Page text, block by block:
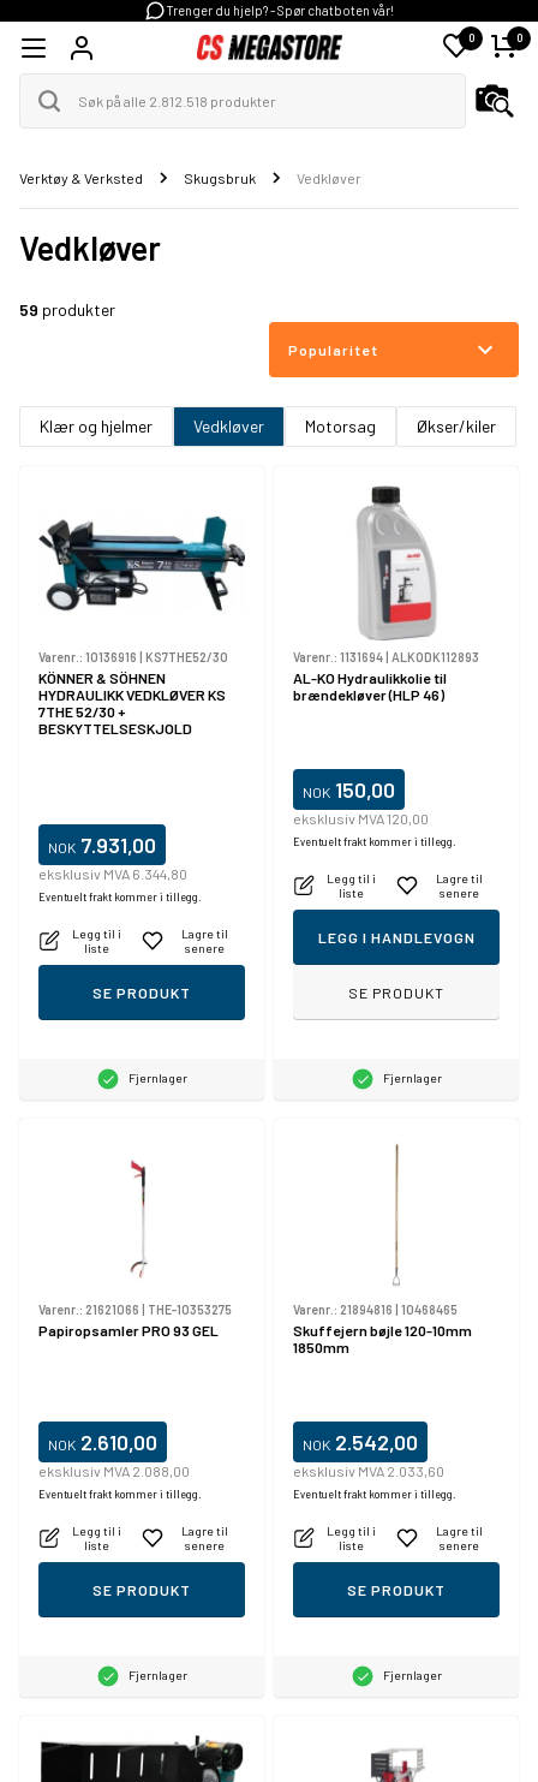
Trenger du hjelp? - Spør chatboten vår!
0 0
Verktøy & Verksted Skugsbruk Vedkløver
Vedkløver
59 produkter
Popularitet
Klær og hjelmer Vedkløver Motorsag Økser/kiler
Varenr.: 10136916 | KS7THE52/30
KÖNNER & SÖHNEN
HYDRAULIKK VEDKLØVER KS
7THE 52/30 +
BESKYTTELSESKJOLD
NOK 7.931,00
eksklusiv MVA 6.344,80
Eventuelt frakt kommer i tillegg.
Legg til i
liste
Lagre til
senere
SE PRODUKT
Fjernlager
Varenr.: 1131694| ALKODK112893
AL-KO Hydraulikkolie til
brændekløver (HLP 46)
NOK 150,00
eksklusiv MVA 120,00
Eventuelt frakt kommer i tillegg.
Legg til i
liste
Lagre til
senere
LEGG I HANDLEVOGN
SE PRODUKT
Fjernlager
Varenr.: 21621066 | THE-10353275
Papiropsamler PRO 93 GEL
NOK 2.610,00
eksklusiv MVA 2.088,00
Eventuelt frakt kommer i tillegg.
Legg til i
liste
Lagre til
senere
SE PRODUKT
Fjernlager
Varenr.: 21894816 | 10468465
Skuffejern bøjle 120-10mm
1850mm
NOK 2.542,00
eksklusiv MVA 2.033,60
Eventuelt frakt kommer i tillegg.
Legg til i
liste
Lagre til
senere
SE PRODUKT
Fjernlager